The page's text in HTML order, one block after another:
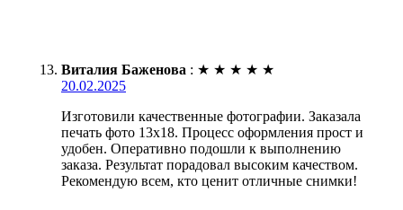
Виталия Баженова : ★ ★ ★ ★ ★
20.02.2025
Изготовили качественные фотографии. Заказала
печать фото 13х18. Процесс оформления прост и
удобен. Оперативно подошли к выполнению
заказа. Результат порадовал высоким качеством.
Рекомендую всем, кто ценит отличные снимки!